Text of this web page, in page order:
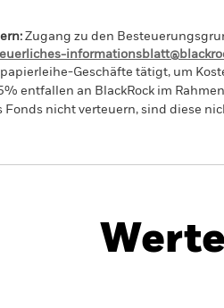
Zugang zu den
Geschäfte tätigt, um
entfallen an BlackRock im
Fonds nicht verteuern, sind diese
Wertentwicklung